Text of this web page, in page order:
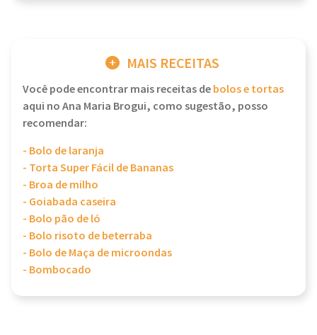
MAIS RECEITAS
Você pode encontrar mais receitas debolos e tortas
aqui no Ana Maria Brogui, como sugestão, posso
recomendar:
- Bolo de laranja
- Torta Super Fácil de Bananas
- Broa de milho
- Goiabada caseira
- Bolo pão de ló
- Bolo risoto de beterraba
- Bolo de Maça de microondas
- Bombocado